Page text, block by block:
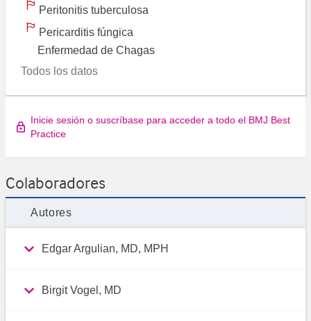
Peritonitis tuberculosa
Pericarditis fúngica
Enfermedad de Chagas
Todos los datos
Inicie sesión o suscríbase para acceder a todo el BMJ Best
Practice
Colaboradores
Autores
Edgar Argulian, MD, MPH
Birgit Vogel, MD